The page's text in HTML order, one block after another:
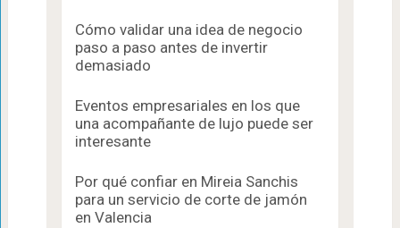
Cómo validar una idea de negocio
paso a paso antes de invertir
demasiado
Eventos empresariales en los que
una acompañante de lujo puede ser
interesante
Por qué confiar en Mireia Sanchis
para un servicio de corte de jamón
en Valencia